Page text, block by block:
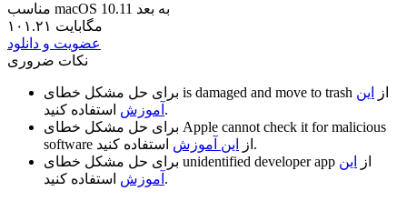
مناسب macOS 10.11 به بعد
۱۰۱.۲۱ مگابایت
عضویت و دانلود
نکات ضروری
is damaged and move to trash از
این
آموزش استفاده کنید.
Apple cannot check it for malicious
software
از این آموزش
استفاده کنید.
unidentified developer app از
این
آموزش استفاده کنید.